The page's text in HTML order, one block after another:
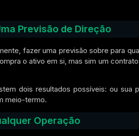
Previsão de Direção
fazer uma previsão sobre para
o ativo em si, mas sim um
dois resultados possíveis: ou sua
meio-termo.
Operação